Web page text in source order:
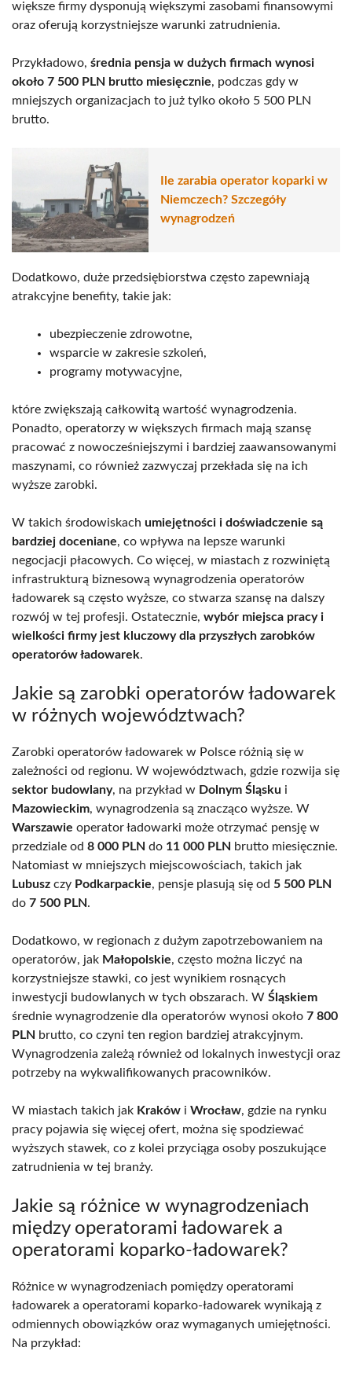
większe firmy dysponują większymi zasobami finansowymi
oraz oferują korzystniejsze warunki zatrudnienia.
Przykładowo, średnia pensja w dużych firmach wynosi
około 7 500 PLN brutto miesięcznie, podczas gdy w
mniejszych organizacjach to już tylko około 5 500 PLN
brutto.
Ile zarabia operator koparki w
Niemczech? Szczegóły
wynagrodzeń
Dodatkowo, duże przedsiębiorstwa często zapewniają
atrakcyjne benefity, takie jak:
ubezpieczenie zdrowotne,
wsparcie w zakresie szkoleń,
programy motywacyjne,
które zwiększają całkowitą wartość wynagrodzenia.
Ponadto, operatorzy w większych firmach mają szansę
pracować z nowocześniejszymi i bardziej zaawansowanymi
maszynami, co również zazwyczaj przekłada się na ich
wyższe zarobki.
W takich środowiskach umiejętności i doświadczenie są
bardziej doceniane, co wpływa na lepsze warunki
negocjacji płacowych. Co więcej, w miastach z rozwiniętą
infrastrukturą biznesową wynagrodzenia operatorów
ładowarek są często wyższe, co stwarza szansę na dalszy
rozwój w tej profesji. Ostatecznie, wybór miejsca pracy i
wielkości firmy jest kluczowy dla przyszłych zarobków
operatorów ładowarek.
Jakie są zarobki operatorów ładowarek
w różnych województwach?
Zarobki operatorów ładowarek w Polsce różnią się w
zależności od regionu. W województwach, gdzie rozwija się
sektor budowlany, na przykład w Dolnym Śląsku i
Mazowieckim, wynagrodzenia są znacząco wyższe. W
Warszawie operator ładowarki może otrzymać pensję w
przedziale od 8 000 PLN do 11 000 PLN brutto miesięcznie.
Natomiast w mniejszych miejscowościach, takich jak
Lubusz czy Podkarpackie, pensje plasują się od 5 500 PLN
do 7 500 PLN.
Dodatkowo, w regionach z dużym zapotrzebowaniem na
operatorów, jak Małopolskie, często można liczyć na
korzystniejsze stawki, co jest wynikiem rosnących
inwestycji budowlanych w tych obszarach. W Śląskiem
średnie wynagrodzenie dla operatorów wynosi około 7 800
PLN brutto, co czyni ten region bardziej atrakcyjnym.
Wynagrodzenia zależą również od lokalnych inwestycji oraz
potrzeby na wykwalifikowanych pracowników.
W miastach takich jak Kraków i Wrocław, gdzie na rynku
pracy pojawia się więcej ofert, można się spodziewać
wyższych stawek, co z kolei przyciąga osoby poszukujące
zatrudnienia w tej branży.
Jakie są różnice w wynagrodzeniach
między operatorami ładowarek a
operatorami koparko-ładowarek?
Różnice w wynagrodzeniach pomiędzy operatorami
ładowarek a operatorami koparko-ładowarek wynikają z
odmiennych obowiązków oraz wymaganych umiejętności.
Na przykład: